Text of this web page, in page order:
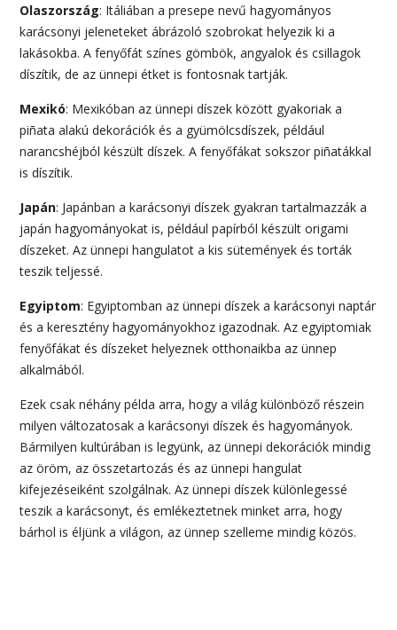
Olaszország: Itáliában a presepe nevű hagyományos
karácsonyi jeleneteket ábrázoló szobrokat helyezik ki a
lakásokba. A fenyőfát színes gömbök, angyalok és csillagok
díszítik, de az ünnepi étket is fontosnak tartják.
Mexikó: Mexikóban az ünnepi díszek között gyakoriak a
piñata alakú dekorációk és a gyümölcsdíszek, például
narancshéjból készült díszek. A fenyőfákat sokszor piñatákkal
is díszítik.
Japán: Japánban a karácsonyi díszek gyakran tartalmazzák a
japán hagyományokat is, például papírból készült origami
díszeket. Az ünnepi hangulatot a kis sütemények és torták
teszik teljessé.
Egyiptom: Egyiptomban az ünnepi díszek a karácsonyi naptár
és a keresztény hagyományokhoz igazodnak. Az egyiptomiak
fenyőfákat és díszeket helyeznek otthonaikba az ünnep
alkalmából.
Ezek csak néhány példa arra, hogy a világ különböző részein
milyen változatosak a karácsonyi díszek és hagyományok.
Bármilyen kultúrában is legyünk, az ünnepi dekorációk mindig
az öröm, az összetartozás és az ünnepi hangulat
kifejezéseiként szolgálnak. Az ünnepi díszek különlegessé
teszik a karácsonyt, és emlékeztetnek minket arra, hogy
bárhol is éljünk a világon, az ünnep szelleme mindig közös.